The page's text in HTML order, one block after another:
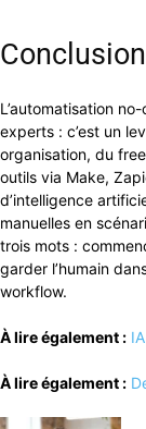
Conclusion
L’automatisation
experts : c’est un
organisation, du
outils via Make,
d’intelligence
manuelles en
trois mots :
garder l’humain
workflow.
À lire également :
À lire également :